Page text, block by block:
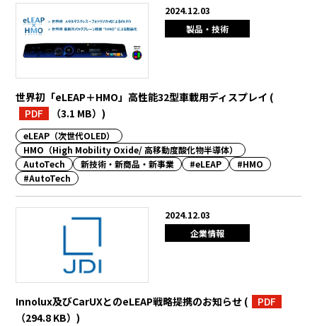
2024.12.03
製品・技術
世界初「eLEAP＋HMO」高性能32型車載用ディスプレイ (
PDF
（3.1 MB）)
eLEAP（次世代OLED）
HMO（High Mobility Oxide/ 高移動度酸化物半導体）
AutoTech
新技術・新商品・新事業 #eLEAP
#HMO
#AutoTech
2024.12.03
企業情報
Innolux及びCarUXとのeLEAP戦略提携のお知らせ (
PDF
（294.8 KB）)